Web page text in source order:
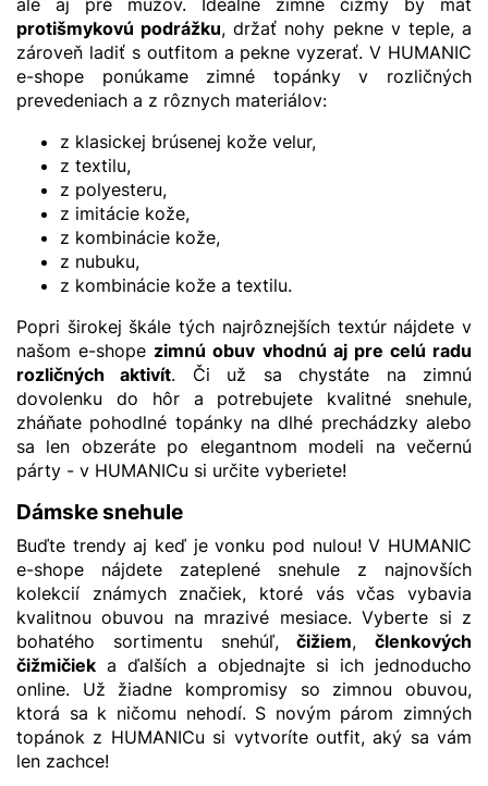
ale aj pre mužov. Ideálne zimné čižmy by mať
protišmykovú podrážku, držať nohy pekne v teple, a
zároveň ladiť s outfitom a pekne vyzerať. V HUMANIC
e-shope ponúkame zimné topánky v rozličných
prevedeniach a z rôznych materiálov:
z klasickej brúsenej kože velur,
z textilu,
z polyesteru,
z imitácie kože,
z kombinácie kože,
z nubuku,
z kombinácie kože a textilu.
Popri širokej škále tých najrôznejších textúr nájdete v
našom e-shope zimnú obuv vhodnú aj pre celú radu
rozličných aktivít. Či už sa chystáte na zimnú
dovolenku do hôr a potrebujete kvalitné snehule,
zháňate pohodlné topánky na dlhé prechádzky alebo
sa len obzeráte po elegantnom modeli na večernú
párty - v HUMANICu si určite vyberiete!
Dámske snehule
Buďte trendy aj keď je vonku pod nulou! V HUMANIC
e-shope nájdete zateplené snehule z najnovších
kolekcií známych značiek, ktoré vás včas vybavia
kvalitnou obuvou na mrazivé mesiace. Vyberte si z
bohatého sortimentu snehúľ,čižiem, členkových
čižmičiek a ďalších a objednajte si ich jednoducho
online. Už žiadne kompromisy so zimnou obuvou,
ktorá sa k ničomu nehodí. S novým párom zimných
topánok z HUMANICu si vytvoríte outfit, aký sa vám
len zachce!